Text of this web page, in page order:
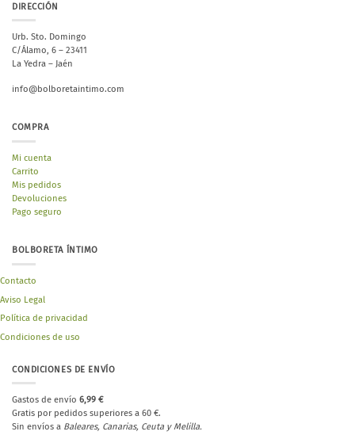
DIRECCIÓN
Urb. Sto. Domingo
C/Álamo, 6 – 23411
La Yedra – Jaén
info@bolboretaintimo.com
COMPRA
Mi cuenta
Carrito
Mis pedidos
Devoluciones
Pago seguro
BOLBORETA ÍNTIMO
Contacto
Aviso Legal
Política de privacidad
Condiciones de uso
CONDICIONES DE ENVÍO
Gastos de envío 6,99 €
Gratis por pedidos superiores a 60 €.
Sin envíos a Baleares, Canarias, Ceuta y Melilla.